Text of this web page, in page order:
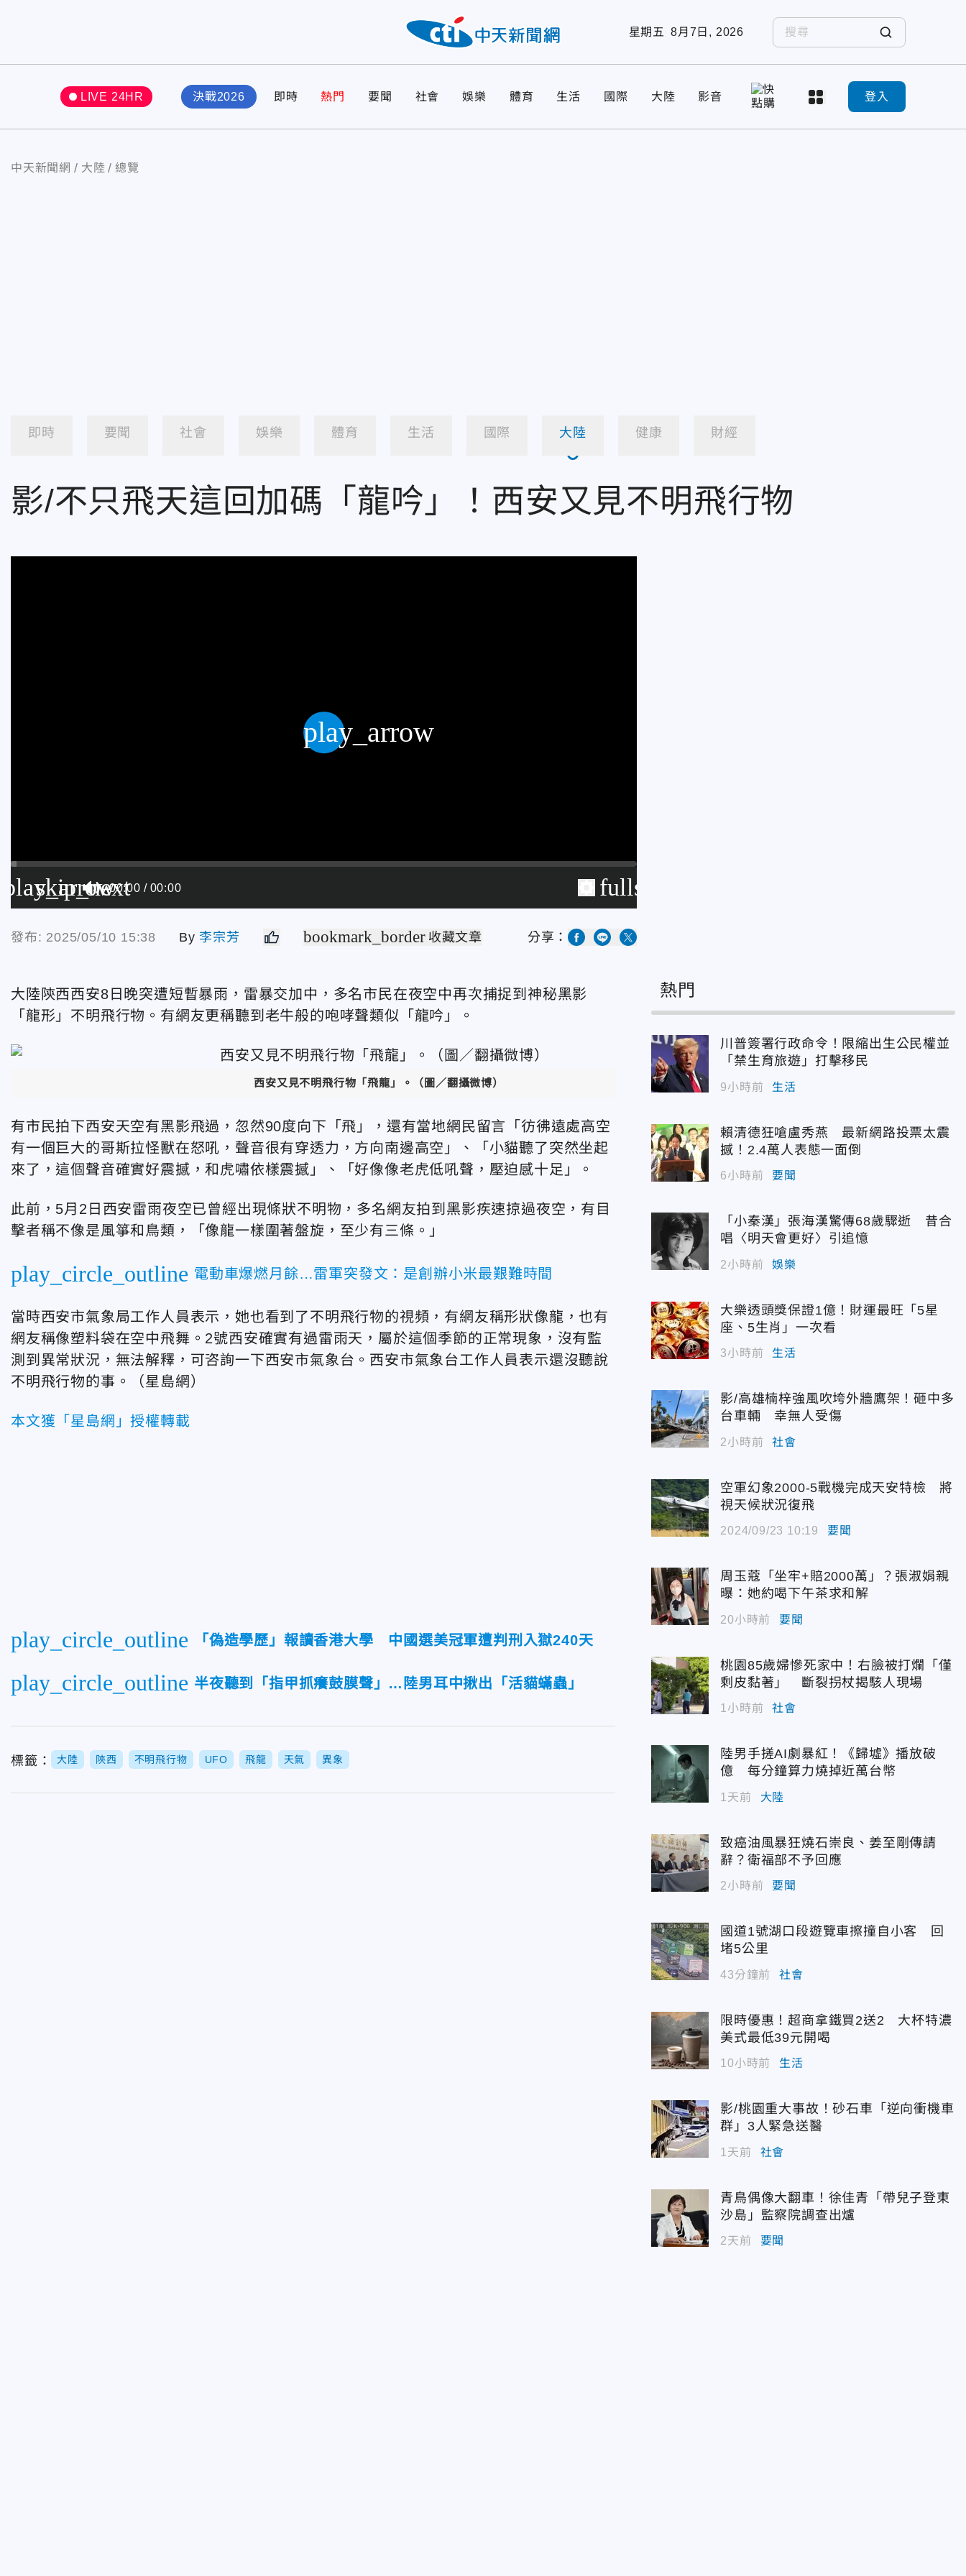
星期五 8月7日, 2026
LIVE 24HR 決戰2026 即時 熱門 要聞 社會 娛樂 體育 生活 國際 大陸 影音 登入
中天新聞網 大陸 總覽
即時 要聞 社會 娛樂 體育 生活 國際 大陸 健康 財經
影/不只飛天這回加碼「龍吟」！西安又見不明飛行物
play_arrow
skip_next
00:00 00:00 fullscreen
play_arrow
發布: 2025/05/10 15:38 By 李宗芳 bookmark_border 收藏文章 分享：
大陸陝西西安8日晚突遭短暫暴雨，雷暴交加中，多名市民在夜空中再次捕捉到神秘黑影
「龍形」不明飛行物。有網友更稱聽到老牛般的咆哮聲類似「龍吟」。
西安又見不明飛行物「飛龍」。（圖／翻攝微博）
有市民拍下西安天空有黑影飛過，忽然90度向下「飛」，還有當地網民留言
「彷彿遠處高空
有一個巨大的哥斯拉怪獸在怒吼，聲音很有穿透力，方向南邊高空」、「小貓聽了突然坐起
來了，這個聲音確實好震撼，和虎嘯依樣震撼」、「好像像老虎低吼聲，壓迫感十足」。
此前，5月2日西安雷雨夜空已曾經出現條狀不明物，多名網友拍到黑影疾速掠過夜空，有目
擊者稱不像是風箏和鳥類，「像龍一樣圍著盤旋，至少有三條。」
play_circle_outline 電動車爆燃月餘…雷軍突發文：是創辦小米最艱難時間
當時西安市氣象局工作人員表示，她也看到了不明飛行物的視頻，有網友稱形狀像龍，也有
網友稱像塑料袋在空中飛舞。2號西安確實有過雷雨天，屬於這個季節的正常現象，沒有監
測到異常狀況，無法解釋，可咨詢一下西安市氣象台。西安市氣象台工作人員表示還沒聽說
不明飛行物的事。（星島網）
本文獲「星島網」授權轉載
play_circle_outline 「偽造學歷」報讀香港大學 中國選美冠軍遭判刑入獄240天
play_circle_outline 半夜聽到「指甲抓癢鼓膜聲」…陸男耳中揪出「活貓蟎蟲」
標籤： 大陸 陝西 不明飛行物 UFO 飛龍 天氣 異象
熱門
川普簽署行政命令！限縮出生公民權並
「禁生育旅遊」打擊移民
9小時前 生活
賴清德狂嗆盧秀燕 最新網路投票太震
撼！2.4萬人表態一面倒
6小時前 要聞
「小秦漢」張海漢驚傳68歲驟逝 昔合
唱〈明天會更好〉引追憶
2小時前 娛樂
大樂透頭獎保證1億！財運最旺「5星
座、5生肖」一次看
3小時前 生活
影/高雄楠梓強風吹垮外牆鷹架！砸中多
台車輛 幸無人受傷
2小時前 社會
空軍幻象2000-5戰機完成天安特檢 將
視天候狀況復飛
2024/09/23 10:19 要聞
周玉蔻「坐牢+賠2000萬」？張淑娟親
曝：她約喝下午茶求和解
20小時前 要聞
桃園85歲婦慘死家中！右臉被打爛「僅
剩皮黏著」 斷裂拐杖揭駭人現場
1小時前 社會
陸男手搓AI劇暴紅！《歸墟》播放破
億 每分鐘算力燒掉近萬台幣
1天前 大陸
致癌油風暴狂燒石崇良、姜至剛傳請
辭？衛福部不予回應
2小時前 要聞
國道1號湖口段遊覽車擦撞自小客 回
堵5公里
43分鐘前 社會
限時優惠！超商拿鐵買2送2 大杯特濃
美式最低39元開喝
10小時前 生活
影/桃園重大事故！砂石車「逆向衝機車
群」3人緊急送醫
1天前 社會
青鳥偶像大翻車！徐佳青「帶兒子登東
沙島」監察院調查出爐
2天前 要聞